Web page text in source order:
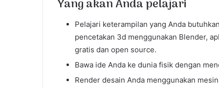
Yang akan Anda pelajari
Pelajari keterampilan yang Anda
pencetakan 3d menggunakan Blender,
gratis dan open source.
Bawa ide Anda ke dunia fisik dengan
Render desain Anda menggunakan